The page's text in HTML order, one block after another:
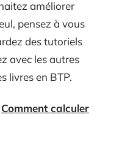
améliorer
pensez à vous
des tutoriels
avec les autres
livres en BTP.
Comment calculer